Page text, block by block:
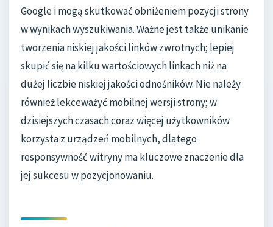
Google i mogą skutkować obniżeniem pozycji strony
w wynikach wyszukiwania. Ważne jest także unikanie
tworzenia niskiej jakości linków zwrotnych; lepiej
skupić się na kilku wartościowych linkach niż na
dużej liczbie niskiej jakości odnośników. Nie należy
również lekceważyć mobilnej wersji strony; w
dzisiejszych czasach coraz więcej użytkowników
korzysta z urządzeń mobilnych, dlatego
responsywność witryny ma kluczowe znaczenie dla
jej sukcesu w pozycjonowaniu.